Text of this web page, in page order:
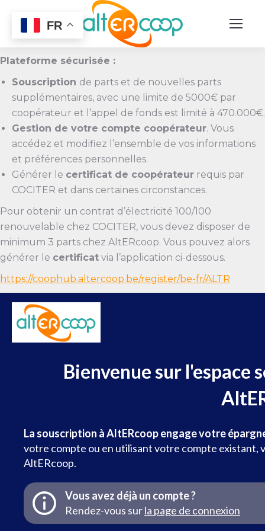
Plateforme sécurisée :
Souscription de parts et de nouvelles parts
supplémentaires, avec une limite de 5000€ par
coopérateur et l’appel de fonds est limité à 470.000€.
Gestion de votre compte coopérateur. Vous
accédez et modifiez l’ensemble de vos informations
et préférences personnelles.
Générer le certificat de coopérateur requis par
COCITER et dans certaines circonstances.
Pour obtenir un contrat d’électricité 100/100
renouvelable chez COCITER, vous devez disposer de
minimum 3 parts chez AltERcoop. Vous pouvez alors
générer le certificat via l’application ci-dessous.
https://coophub.altercoop.be/register/be-fr/ALTR
FR